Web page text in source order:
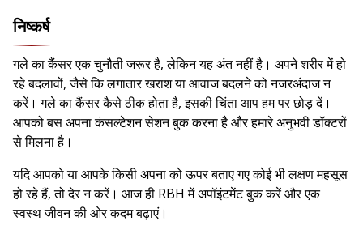
निष्कर्ष
गले का कैंसर एक चुनौती जरूर है, लेकिन यह अंत नहीं है। अपने शरीर में हो
रहे बदलावों, जैसे कि लगातार खराश या आवाज बदलने को नजरअंदाज न
करें। गले का कैंसर कैसे ठीक होता है, इसकी चिंता आप हम पर छोड़ दें।
आपको बस अपना कंसल्टेशन सेशन बुक करना है और हमारे अनुभवी डॉक्टरों
से मिलना है।
यदि आपको या आपके किसी अपना को ऊपर बताए गए कोई भी लक्षण महसूस
हो रहे हैं, तो देर न करें। आज ही RBH में अपॉइंटमेंट बुक करें और एक
स्वस्थ जीवन की ओर कदम बढ़ाएं।